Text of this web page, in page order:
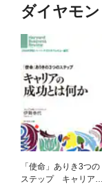
ダイヤモ
「使命」ありき3つの
ステップ キャリアの